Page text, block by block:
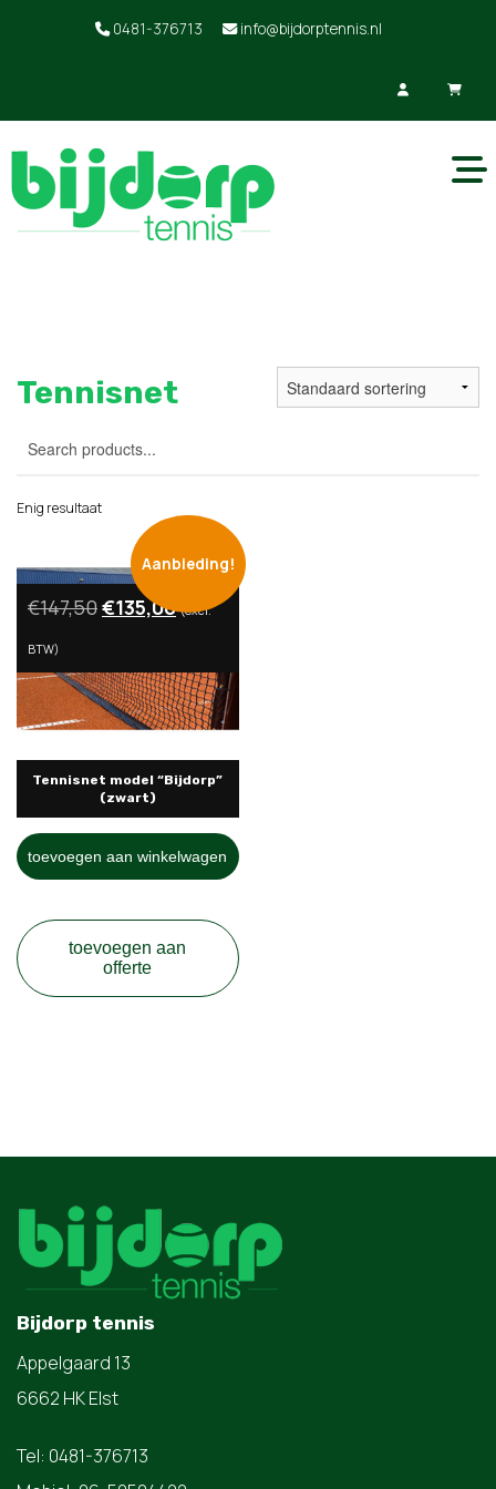
0481-376713 info@bijdorptennis.nl
Tennisnet
Enig resultaat
Aanbieding!
Tennisnet model “Bijdorp”
(zwart)
€147,50Oorspronkelijke
was:
€147,50.
€135,00Huidige
is:
€135,00.
(excl.
BTW)
toevoegen aan winkelwagen
toevoegen aan
offerte
Bijdorp tennis
Appelgaard 13
6662 HK Elst
Tel: 0481-376713